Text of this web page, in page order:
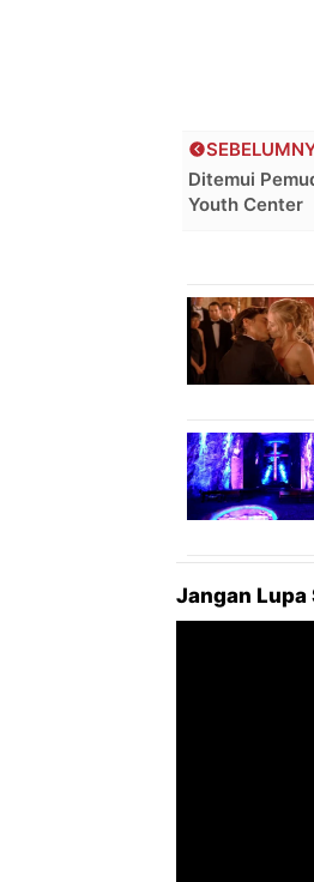
Ditemui
Youth Center
Jangan Lupa